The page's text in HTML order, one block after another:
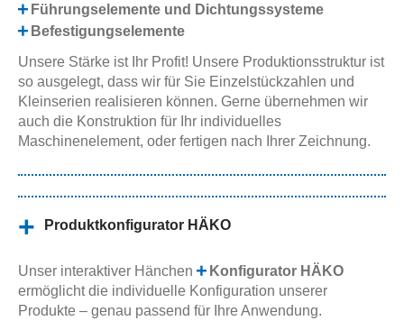
Führungselemente und Dichtungssysteme
Befestigungselemente
Unsere Stärke ist Ihr Profit! Unsere Produktionsstruktur ist
so ausgelegt, dass wir für Sie Einzelstückzahlen und
Kleinserien realisieren können. Gerne übernehmen wir
auch die Konstruktion für Ihr individuelles
Maschinenelement, oder fertigen nach Ihrer Zeichnung.
Produktkonfigurator HÄKO
Unser interaktiver Hänchen
Konfigurator HÄKO
ermöglicht die individuelle Konfiguration unserer
Produkte – genau passend für Ihre Anwendung.